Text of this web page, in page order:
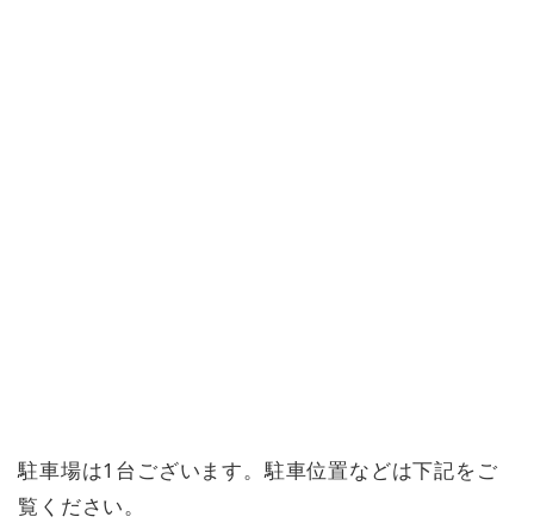
駐車場は1台ございます。駐車位置などは下記をご
覧ください。